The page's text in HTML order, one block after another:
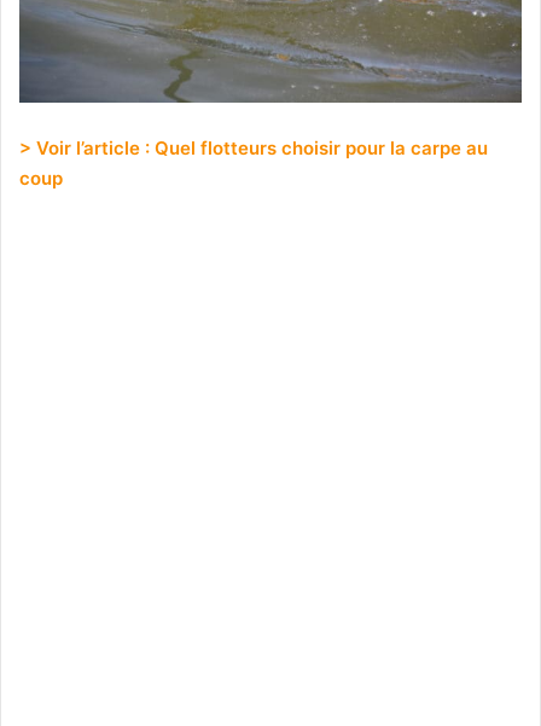
> Voir l’article : Quel flotteurs choisir pour la carpe au
coup